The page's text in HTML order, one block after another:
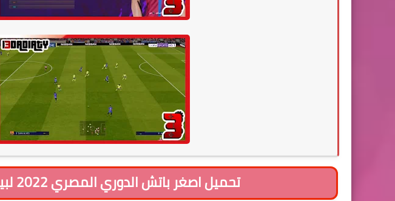
تحميل اصغر باتش الدوري المصري 2022 لبيس 2017: